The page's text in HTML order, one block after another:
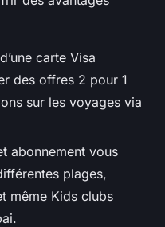
carte Visa
des offres 2 pour 1
sur les voyages via
abonnement vous
plages,
même Kids clubs